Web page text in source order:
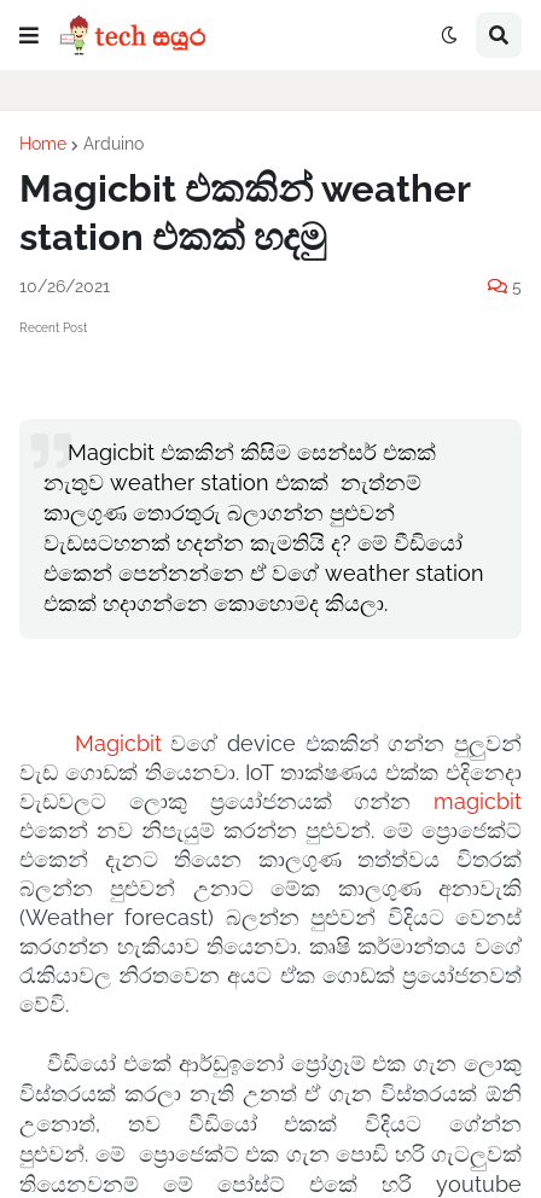
Home Arduino
Magicbit එකකින් weather
station එකක් හදමු
10/26/2021 5
Recent Post
Magicbit එකකින් කිසිම සෙන්සර් එකක්
නැතුව weather station එකක් නැත්නම්
කාලගුණ තොරතුරු බලාගන්න පුළුවන්
වැඩසටහනක් හදන්න කැමතියි ද? මේ වීඩියෝ
එකෙන් පෙන්නන්නෙ ඒ වගේ weather station
එකක් හදාගන්නෙ කොහොමද කියලා.
Magicbitවගේ device එකකින් ගන්න පුලුවන්
වැඩ ගොඩක් තියෙනවා. IoT තාක්ෂණය එක්ක එදිනෙදා
වැඩවලට ලොකු ප්‍රයෝජනයක් ගන්න magicbit
එකෙන් නව නිපැයුම් කරන්න පුළුවන්. මේ ප්‍රොජෙක්ට්
එකෙන් දැනට තියෙන කාලගුණ තත්ත්වය විතරක්
බලන්න පුළුවන් උනාට මේක කාලගුණ අනාවැකි
(Weather forecast) බලන්න පුළුවන් විදියට වෙනස්
කරගන්න හැකියාව තියෙනවා. කෘෂි කර්මාන්තය වගේ
රැකියාවල නිරතවෙන අයට ඒක ගොඩක් ප්‍රයෝජනවත්
වේවි.
වීඩියෝ එකේ ආර්ඩුඉනෝ ප්‍රෝග්‍රෑම් එක ගැන ලොකු
විස්තරයක් කරලා නැති උනත් ඒ ගැන විස්තරයක් ඕනි
උනොත්, තව වීඩියෝ එකක් විදියට ගේන්න
පුළුවන්. මේ ප්‍රොජෙක්ට් එක ගැන පොඩි හරි ගැටලුවක්
තියෙනවනම් මේ පෝස්ට් එකේ හරි youtube